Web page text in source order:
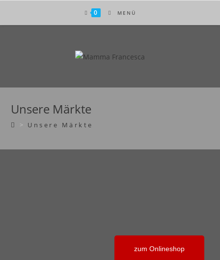
0 MENÜ
Unsere Märkte
> Unsere Märkte
zum Onlineshop